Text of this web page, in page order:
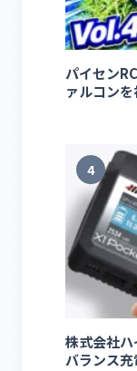
パイセン
ァルコンを
4
株式会社
バランス